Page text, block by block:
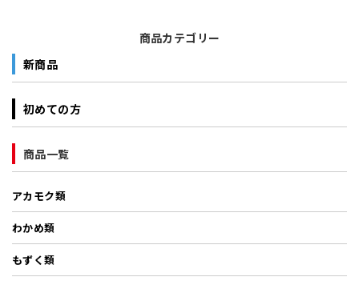
商品カテゴリー
新商品
初めての方
商品一覧
アカモク類
わかめ類
もずく類